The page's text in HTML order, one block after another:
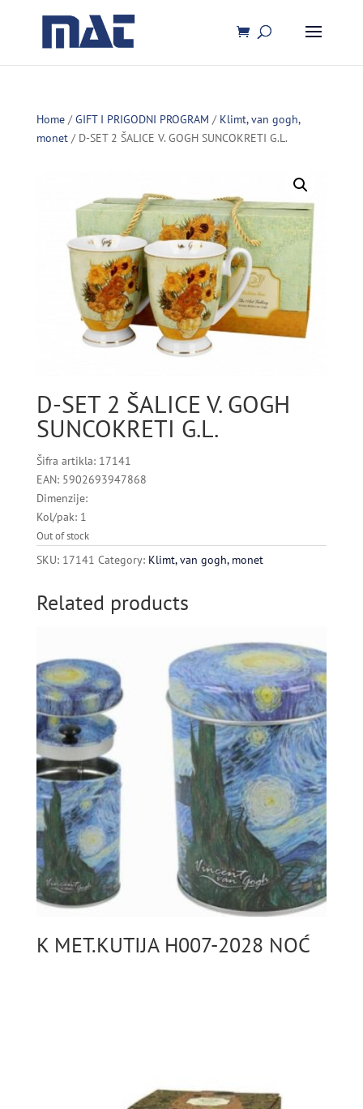
Home/GIFT I PRIGODNI PROGRAM / Klimt, van gogh,
monet/ D-SET 2 ŠALICE V. GOGH SUNCOKRETI G.L.
D-SET 2 ŠALICE V. GOGH
SUNCOKRETI G.L.
Šifra artikla: 17141
EAN: 5902693947868
Dimenzije:
Kol/pak: 1
Out of stock
SKU: 17141 Category: Klimt, van gogh, monet
Related products
K MET.KUTIJA H007-2028 NOĆ